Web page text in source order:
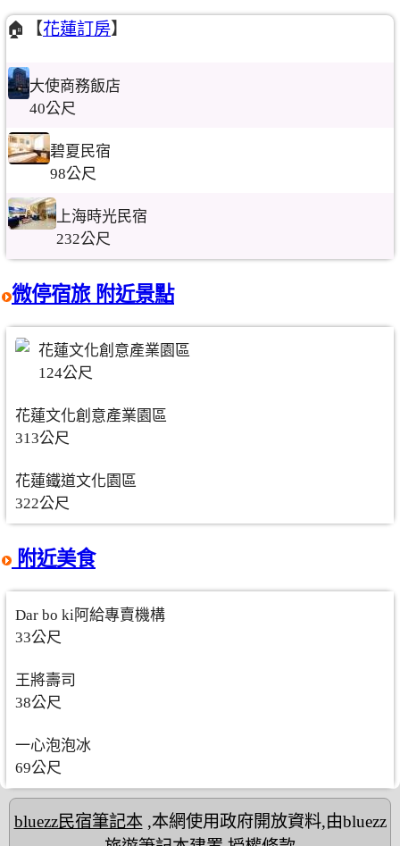
🏠【花蓮訂房】
大使商務飯店
40公尺
碧夏民宿
98公尺
上海時光民宿
232公尺
微停宿旅 附近景點
花蓮文化創意產業園區
124公尺
花蓮文化創意產業園區
313公尺
花蓮鐵道文化園區
322公尺
附近美食
Dar bo ki阿給專賣機構
33公尺
王將壽司
38公尺
一心泡泡冰
69公尺
bluezz民宿筆記本,本網使用政府開放資料,由bluezz